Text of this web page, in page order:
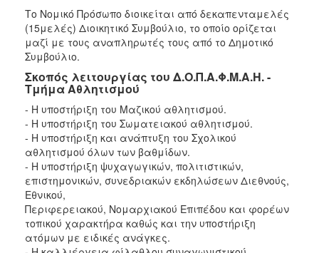
Το Νομικό Πρόσωπο διοικείται από δεκαπενταμελές
(15μελές) Διοικητικό Συμβούλιο, το οποίο ορίζεται
μαζί με τους αναπληρωτές τους από το Δημοτικό
Συμβούλιο.
Σκοπός λειτουργίας του Δ.Ο.Π.Α.Φ.Μ.Α.Η. -
Τμήμα Αθλητισμού
- Η υποστήριξη του Μαζικού αθλητισμού.
- Η υποστήριξη του Σωματειακού αθλητισμού.
- Η υποστήριξη και ανάπτυξη του Σχολικού
αθλητισμού όλων των βαθμίδων.
- Η υποστήριξη ψυχαγωγικών, πολιτιστικών,
επιστημονικών, συνεδριακών εκδηλώσεων Διεθνούς,
Εθνικού,
Περιφερειακού, Νομαρχιακού Επιπέδου και φορέων
τοπικού χαρακτήρα καθώς και την υποστήριξη
ατόμων με ειδικές ανάγκες.